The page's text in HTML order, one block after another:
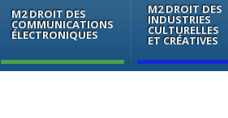
M2 DROIT DES
COMMUNICATIONS
ÉLECTRONIQUES
M2 DROIT DES
INDUSTRIES
CULTURELLES
ET CRÉATIVES